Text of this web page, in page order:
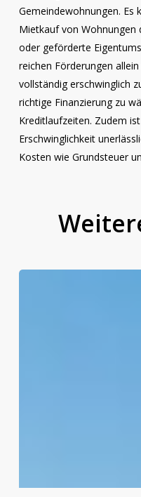
Gemeindewohnungen. Es
Mietkauf von Wohnungen
oder geförderte
reichen Förderungen
vollständig erschwinglich
richtige Finanzierung zu
Kreditlaufzeiten. Zudem
Erschwinglichkeit
Kosten wie Grundsteuer